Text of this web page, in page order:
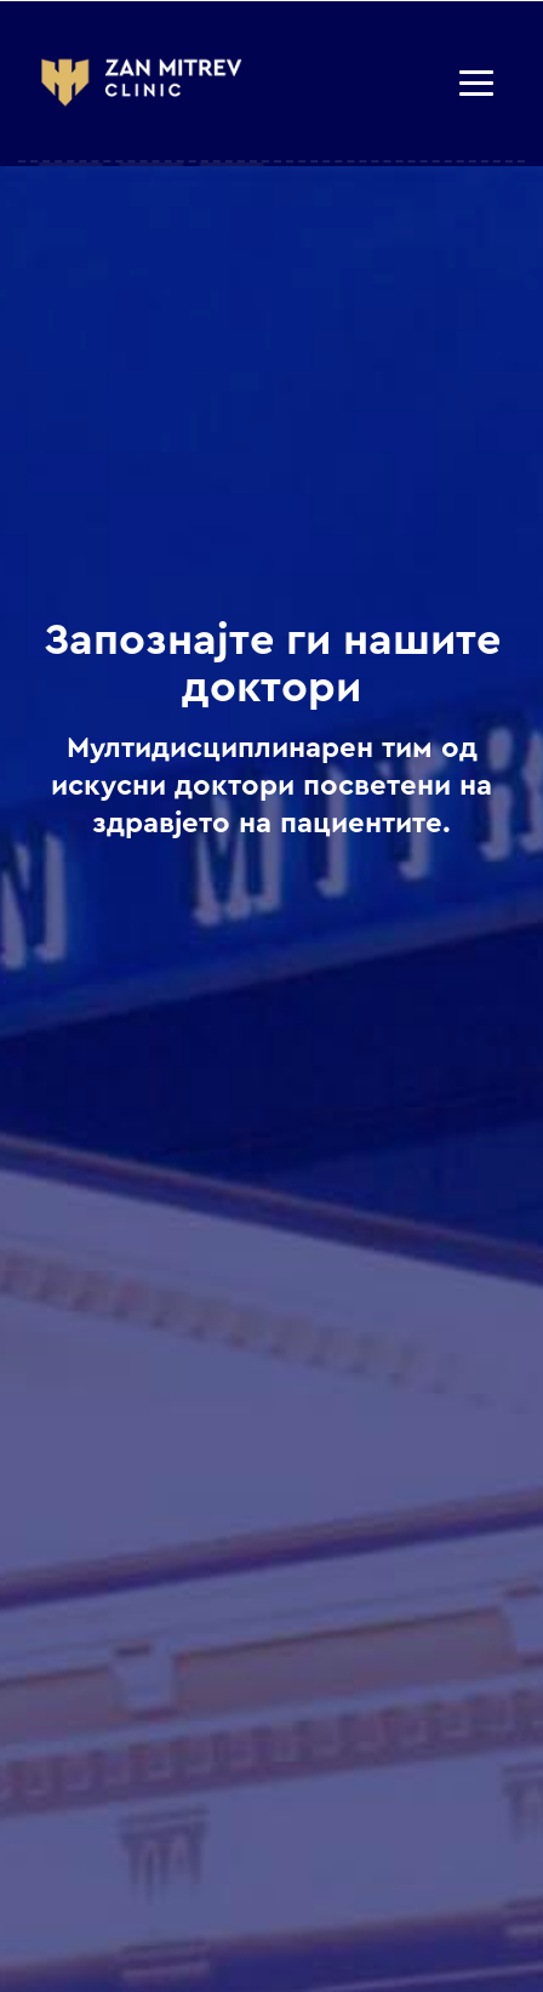
Запознајте ги нашите
доктори
Мултидисциплинарен тим од
искусни доктори посветени на
здравјето на пациентите.